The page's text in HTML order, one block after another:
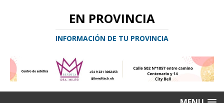
EN PROVINCIA
INFORMACIÓN DE TU PROVINCIA